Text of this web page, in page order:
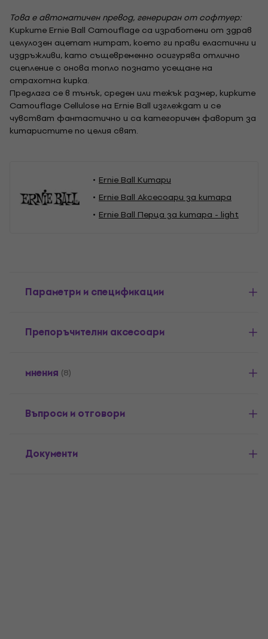
Това е автоматичен превод, генериран от софтуер:
Кирките Ernie Ball Camouflage са изработени от здрав
целулозен ацетат нитрат, което ги прави еластични и
издръжливи, като същевременно осигурява отлично
сцепление с онова топло познато усещане на
страхотна кирка.
Предлага се в тънък, среден или тежък размер, кирките
Camouflage Cellulose на Ernie Ball изглеждат и се
чувстват фантастично и са категоричен фаворит за
китаристите по целия свят.
Ernie Ball Китари
Ernie Ball Аксесоари за китара
Ernie Ball Перца за китара - light
Параметри и спецификации
Препоръчителни аксесоари
мнения (8)
Въпроси и отговори
Документи